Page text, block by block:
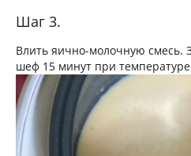
Шаг 3.
Влить яично-молочную смесь.
шеф 15 минут при температуре